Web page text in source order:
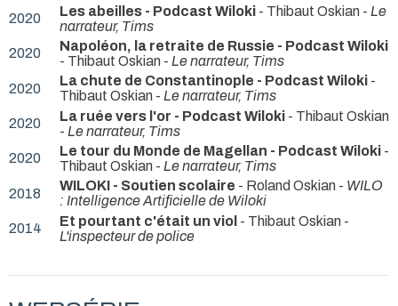
2020
Les abeilles - Podcast Wiloki - Thibaut Oskian - Le
narrateur, Tims
2020
Napoléon, la retraite de Russie - Podcast Wiloki
- Thibaut Oskian - Le narrateur, Tims
2020
La chute de Constantinople - Podcast Wiloki -
Thibaut Oskian - Le narrateur, Tims
2020
La ruée vers l'or - Podcast Wiloki - Thibaut Oskian
- Le narrateur, Tims
2020
Le tour du Monde de Magellan - Podcast Wiloki -
Thibaut Oskian - Le narrateur, Tims
2018
WILOKI - Soutien scolaire - Roland Oskian - WILO
: Intelligence Artificielle de Wiloki
2014
Et pourtant c'était un viol - Thibaut Oskian -
L'inspecteur de police